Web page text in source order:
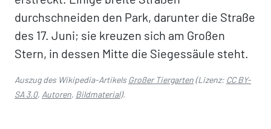
durchschneiden den Park, darunter die Straße
des 17. Juni; sie kreuzen sich am Großen
Stern, in dessen Mitte die Siegessäule steht.
Auszug des Wikipedia-ArtikelsGroßer Tiergarten(Lizenz: CC BY-
SA 3.0, Autoren, Bildmaterial).